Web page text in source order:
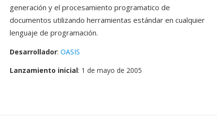
generación y el procesamiento programatico de
documentos utilizando herramientas estándar en cualquier
lenguaje de programación.
Desarrollador: OASIS
Lanzamiento inicial: 1 de mayo de 2005